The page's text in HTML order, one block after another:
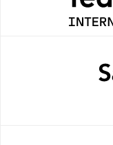
Sambi
digitala